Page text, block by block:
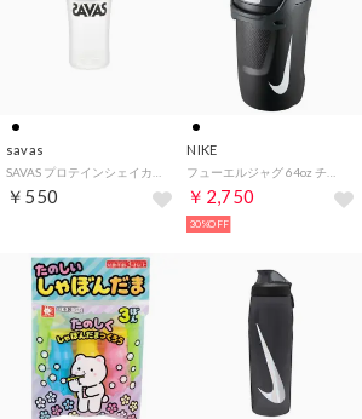
savas
￥550
NIKE
￥2,750
30%OFF